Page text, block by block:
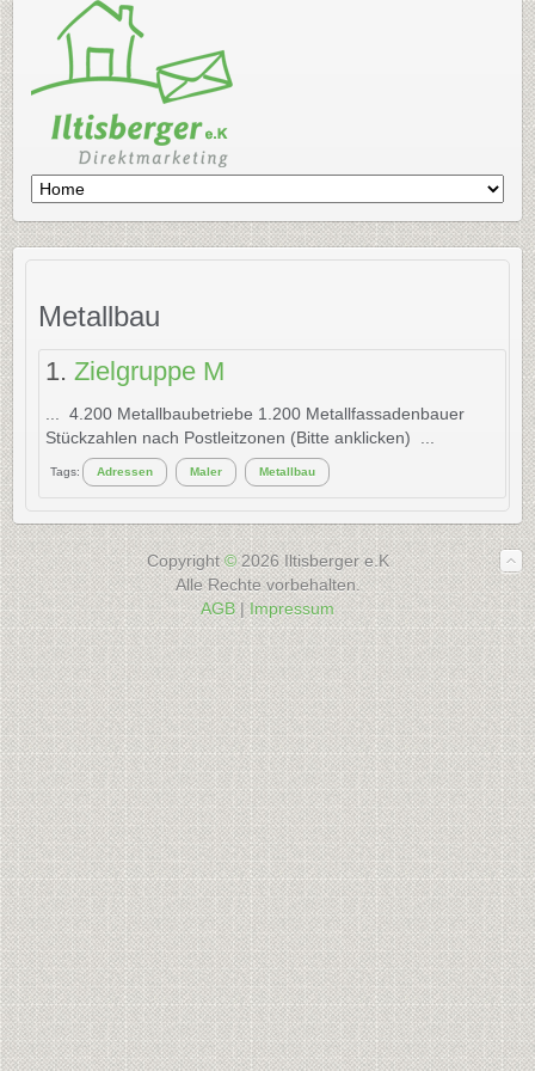
Metallbau
1. Zielgruppe M
... 4.200 Metallbaubetriebe 1.200 Metallfassadenbauer
Stückzahlen nach Postleitzonen (Bitte anklicken) ...
Tags: Adressen Maler Metallbau
Copyright©2026 Iltisberger e.K
Alle Rechte vorbehalten.
AGB|Impressum